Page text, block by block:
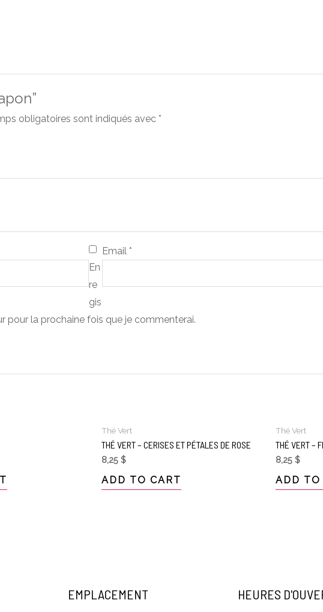
obligatoires sont indiqués avec *
Email *
En
re
gis
pour la prochaine fois que je commenterai.
Thé Vert
THÉ VERT – CERISES ET PÉTALES DE ROSE
8,25 $
ADD TO CART
Thé Vert
THÉ VERT –
8,25 $
ADD TO
EMPLACEMENT HEURES